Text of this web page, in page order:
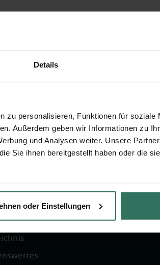
Details
zu personalisieren, Funktionen für soziale
Außerdem geben wir Informationen zu
und Analysen weiter. Unsere
Sie ihnen bereitgestellt haben oder die
oder EinstellungenOnline-Portal
Kostenlos